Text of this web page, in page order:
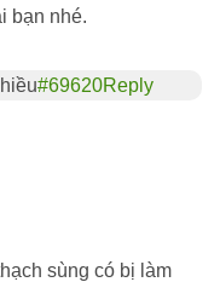
bạn nhé.
#69620Reply
sùng có bị làm